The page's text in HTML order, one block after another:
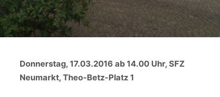
Donnerstag, 17.03.2016 ab 14.00 Uhr, SFZ
Neumarkt, Theo-Betz-Platz 1